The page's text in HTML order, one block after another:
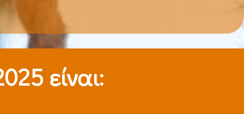
είναι: